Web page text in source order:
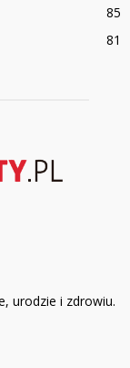
85
81
urodzie i zdrowiu.